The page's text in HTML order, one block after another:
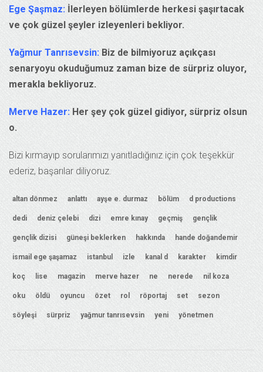
Ege Şaşmaz: İlerleyen bölümlerde herkesi şaşırtacak
ve çok güzel şeyler izleyenleri bekliyor.
Yağmur Tanrısevsin: Biz de bilmiyoruz açıkçası
senaryoyu okuduğumuz zaman bize de sürpriz oluyor,
merakla bekliyoruz.
Merve Hazer: Her şey çok güzel gidiyor, sürpriz olsun
o.
Bizi kırmayıp sorularımızı yanıtladığınız için çok teşekkür
ederiz, başarılar diliyoruz.
altan dönmez anlattı ayşe e. durmaz bölüm d productions
dedi deniz çelebi dizi emre kınay geçmiş gençlik
gençlik dizisi güneşi beklerken hakkında hande doğandemir
ismail ege şaşamaz istanbul izle kanal d karakter kimdir
koç lise magazin merve hazer ne nerede nil koza
oku öldü oyuncu özet rol röportaj set sezon
söyleşi sürpriz yağmur tanrısevsin yeni yönetmen